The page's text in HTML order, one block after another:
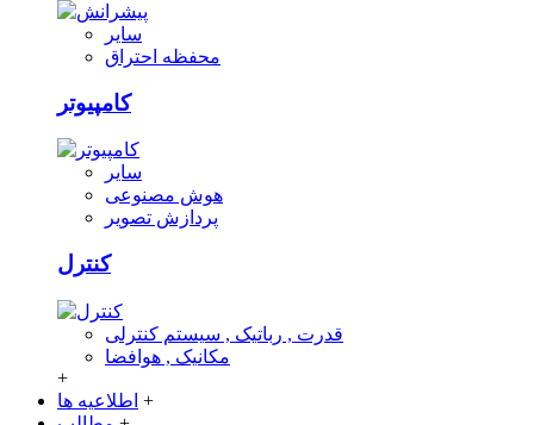
سایر
محفظه احتراق
کامپیوتر
سایر
هوش مصنوعی
پردازش تصویر
کنترل
قدرت , رباتیک , سیستم کنترلی
مکانیک , هوافضا
+
اطلاعیه ها +